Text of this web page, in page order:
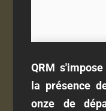
QRM
la présence
onze de